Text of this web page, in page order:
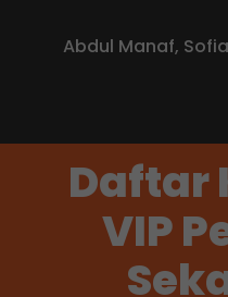
Abdul Manaf,
1
Daftar
VIP